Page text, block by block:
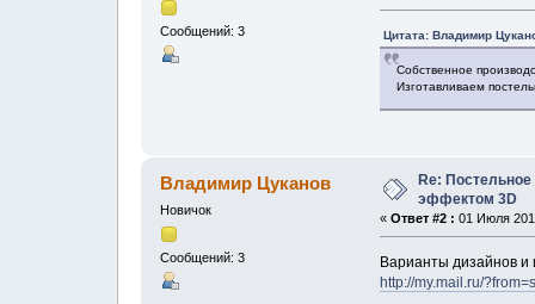
Сообщений: 3 Цитата: Владимир
Собственное
Изготавливаем
Владимир Цуканов
Новичок
Сообщений: 3
Re: Постельное
эффектом 3D
« Ответ #2 : 01 Июля
Варианты дизайнов и
http://my.mail.ru/